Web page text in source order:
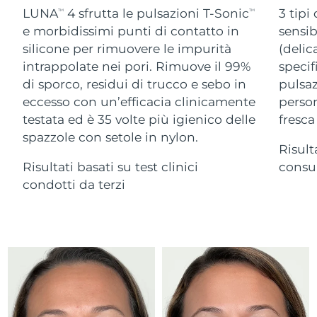
LUNATM 4 sfrutta le pulsazioni T-SonicTM
e morbidissimi punti di contatto in
silicone per rimuovere le impurità
intrappolate nei pori. Rimuove il 99%
di sporco, residui di trucco e sebo in
eccesso con un’efficacia clinicamente
testata ed è 35 volte più igienico delle
spazzole con setole in nylon.
Risultati basati su test clinici
condotti da terzi
3 tipi
For healthy hair
18% PAP
Cosmetici Uomini
Vedi tutto
APP FOREO
Israele Consegna stimata 8/13/26
Italia Consegna stimata 8/9/26
Giappone Consegna stimata 8/12/26
Jersey Consegna stimata 8/14/26
8/11/26
Kuwait
Libano Consegna stimata8/10/26
Lituania Consegna stimata 8/9/26